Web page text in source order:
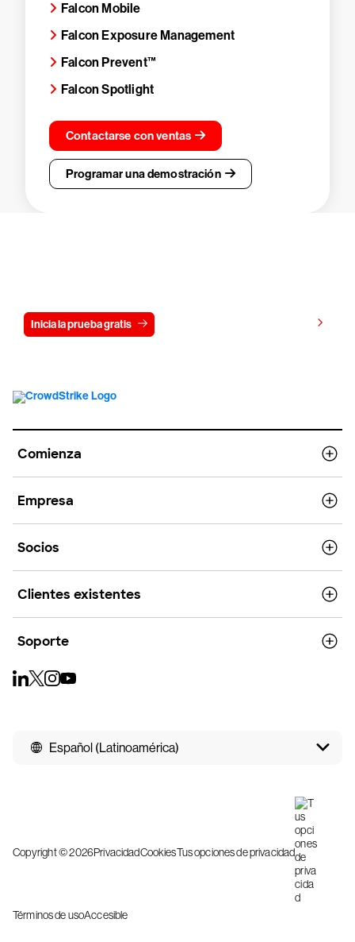
Falcon Mobile
Falcon Exposure Management
Falcon Prevent™
Falcon Spotlight
Contactarse con ventas
Programar una demostración
Inicia la prueba gratis
Comienza
Empresa
Socios
Clientes existentes
Soporte
Español (Latinoamérica)
Copyright © 2026PrivacidadCookiesTus opciones de privacidad
Términos de usoAccesible